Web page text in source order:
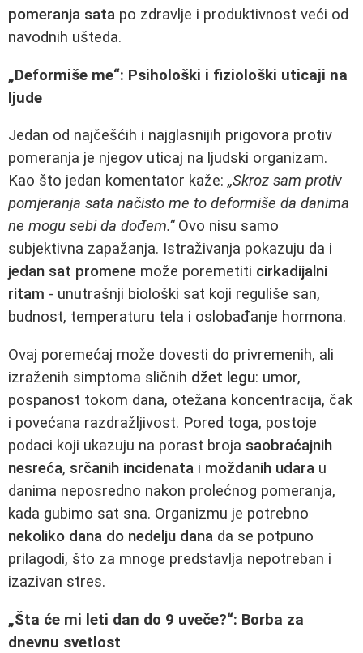
pomeranja sata po zdravlje i produktivnost veći od
navodnih ušteda.
„Deformiše me“: Psihološki i fiziološki uticaji na
ljude
Jedan od najčešćih i najglasnijih prigovora protiv
pomeranja je njegov uticaj na ljudski organizam.
Kao što jedan komentator kaže: „Skroz sam protiv
pomjeranja sata načisto me to deformiše da danima
ne mogu sebi da dođem.“Ovo nisu samo
subjektivna zapažanja. Istraživanja pokazuju da i
jedan sat promene može poremetiti cirkadijalni
ritam - unutrašnji biološki sat koji reguliše san,
budnost, temperaturu tela i oslobađanje hormona.
Ovaj poremećaj može dovesti do privremenih, ali
izraženih simptoma sličnih džet legu: umor,
pospanost tokom dana, otežana koncentracija, čak
i povećana razdražljivost. Pored toga, postoje
podaci koji ukazuju na porast broja saobraćajnih
nesreća, srčanih incidenata i moždanih udara u
danima neposredno nakon prolećnog pomeranja,
kada gubimo sat sna. Organizmu je potrebno
nekoliko dana do nedelju dana da se potpuno
prilagodi, što za mnoge predstavlja nepotreban i
izazivan stres.
„Šta će mi leti dan do 9 uveče?“: Borba za
dnevnu svetlost